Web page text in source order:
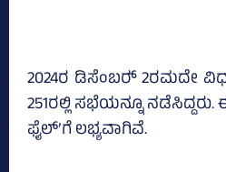
2024ರ ಡಿಸೆಂಬರ್‍‌ 2ರಮದೇ
251ರಲ್ಲಿ ಸಭೆಯನ್ನೂ
ಫೈಲ್’ಗೆ ಲಭ್ಯವಾಗಿವೆ.